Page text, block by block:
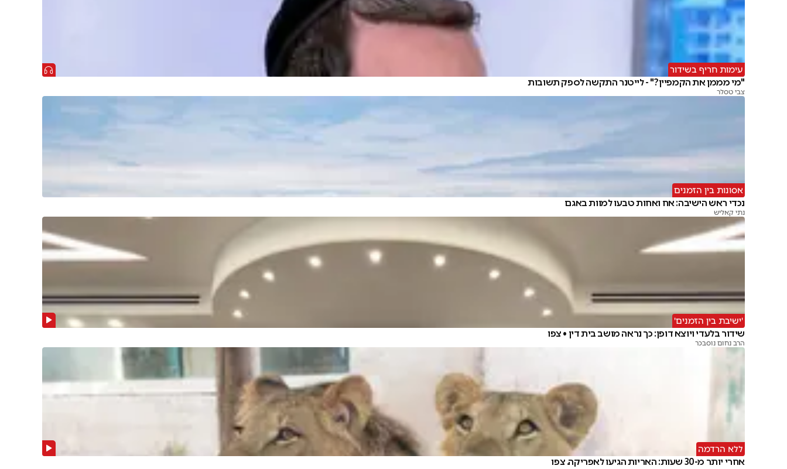
עימות חריף בשידור
"מי מממן את הקמפיין?" - לייטנר התקשה לספק תשובות
צבי טסלר
אסונות בין הזמנים
נכדי ראש הישיבה: אח ואחות טבעו למוות באגם
נתי קאליש
'ישיבת בין הזמנים'
שידור בלעדי ויוצא דופן: כך נראה מושב בית דין • צפו
הרב נחום נוסבכר
ללא הרדמה
אחרי יותר מ-30 שעות: האריות הגיעו לאפריקה. צפו